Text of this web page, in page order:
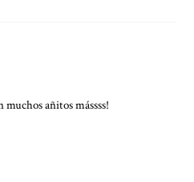
muchos añitos mássss!